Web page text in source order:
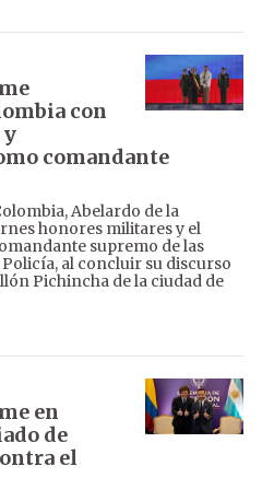
con
y
comandante
Abelardo de la
honores militares y el
supremo de las
al concluir su discurso
Pichincha de la ciudad de
en
de
el